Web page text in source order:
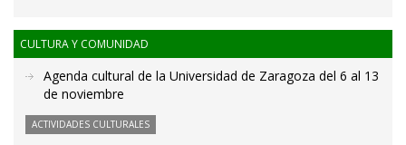
CULTURA Y COMUNIDAD
Agenda cultural de la Universidad de Zaragoza del 6 al 13
de noviembre
ACTIVIDADES CULTURALES